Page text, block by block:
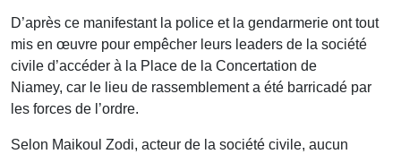
D’après ce manifestant la police et la gendarmerie ont tout
mis en œuvre pour empêcher leurs leaders de la société
civile d’accéder à la Place de la Concertation de
Niamey, car le lieu de rassemblement a été barricadé par
les forces de l’ordre.
Selon Maikoul Zodi, acteur de la société civile, aucun